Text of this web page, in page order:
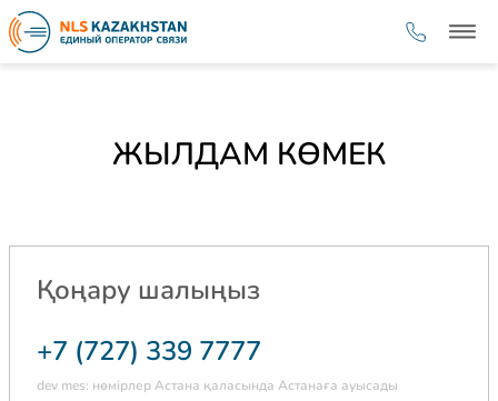
ЖЫЛДАМ КӨМЕК
Қоңару шалыңыз
+7 (727) 339 7777
dev mes: нөмірлер Астана қаласында Астанаға ауысады